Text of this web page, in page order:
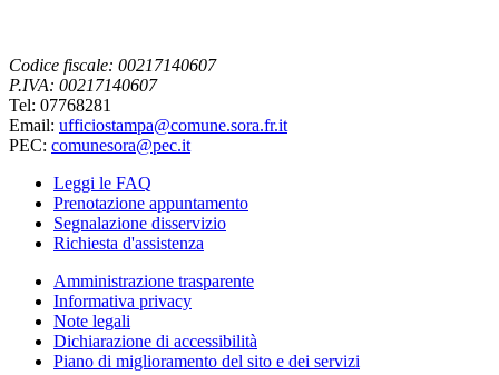
Codice fiscale: 00217140607
P.IVA: 00217140607
Tel: 07768281
Email: ufficiostampa@comune.sora.fr.it
PEC: comunesora@pec.it
Leggi le FAQ
Prenotazione appuntamento
Segnalazione disservizio
Richiesta d'assistenza
Amministrazione trasparente
Informativa privacy
Note legali
Dichiarazione di accessibilità
Piano di miglioramento del sito e dei servizi